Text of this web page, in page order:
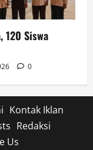
120 Siswa
0
Kontak Iklan
Redaksi
Us